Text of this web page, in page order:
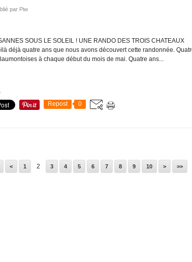
par Piw
SOUS LE SOLEIL ! UNE RANDO DES TROIS CHATEAUX
déjà quatre ans que nous avons découvert cette randonnée.
à chaque début du mois de mai. Quatre ans...
Repost 0
< 1 2 3 4 5 6 7 8 9 10 20
30
40
50
60
70
80
90
100
> >>